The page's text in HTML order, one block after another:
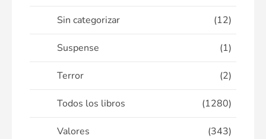
Sin categorizar (12)
Suspense (1)
Terror (2)
Todos los libros (1280)
Valores (343)